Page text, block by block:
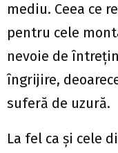
mediu. Ceea ce
pentru cele
nevoie de
îngrijire,
suferă de uzură.
La fel ca și cele